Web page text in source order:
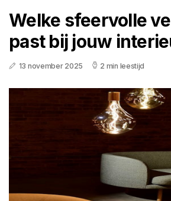
Welke sfeervolle
past bij jouw
13 november 2025 2 min leestijd